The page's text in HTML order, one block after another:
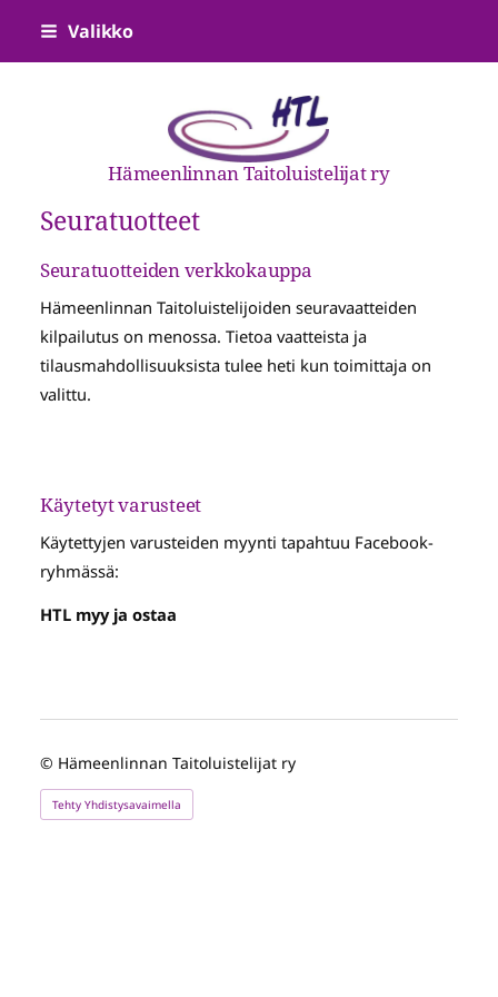
Siirry
Valikko
Hämeenlinnan Taitoluistelijat ry
Seuratuotteet
Seuratuotteiden verkkokauppa
Hämeenlinnan Taitoluistelijoiden seuravaatteiden
kilpailutus on menossa. Tietoa vaatteista ja
tilausmahdollisuuksista tulee heti kun toimittaja on
valittu.
Käytetyt varusteet
Käytettyjen varusteiden myynti tapahtuu Facebook-
ryhmässä:
HTL myy ja ostaa
© Hämeenlinnan Taitoluistelijat ry
Tehty Yhdistysavaimella